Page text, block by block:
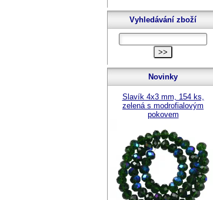
Vyhledávání zboží
Novinky
Slavík 4x3 mm, 154 ks,
zelená s modrofialovým
pokovem